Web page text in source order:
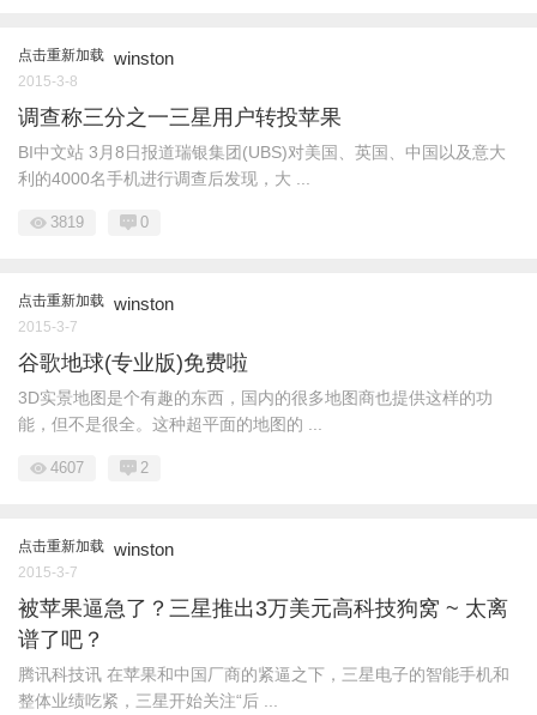
点击重新加载 winston
2015-3-8
调查称三分之一三星用户转投苹果
BI中文站 3月8日报道瑞银集团(UBS)对美国、英国、中国以及意大
利的4000名手机进行调查后发现，大 ...
3819 0
点击重新加载 winston
2015-3-7
谷歌地球(专业版)免费啦
3D实景地图是个有趣的东西，国内的很多地图商也提供这样的功
能，但不是很全。这种超平面的地图的 ...
4607 2
点击重新加载 winston
2015-3-7
被苹果逼急了？三星推出3万美元高科技狗窝 ~ 太离
谱了吧？
腾讯科技讯 在苹果和中国厂商的紧逼之下，三星电子的智能手机和
整体业绩吃紧，三星开始关注“后 ...